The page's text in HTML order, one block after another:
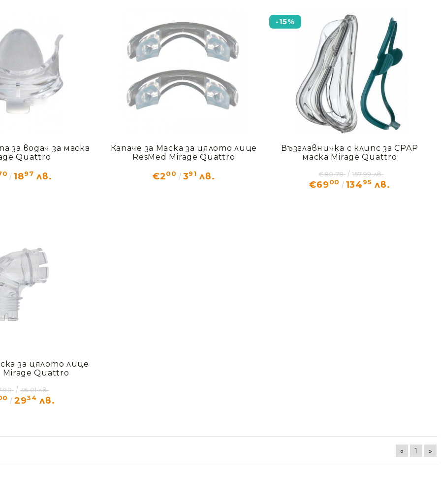
за водач за маска
Quattro
1897 лв.
Капаче за Маска за цялото лице
ResMed Mirage Quattro
€200 391 лв.
-15%
Възглавничка с клипс за CPAP
маска Mirage Quattro
€6900 13495 лв.
€80.78 157.99 лв.
за цялото лице
Mirage Quattro
2934 лв.
35.01 лв.
« 1 »